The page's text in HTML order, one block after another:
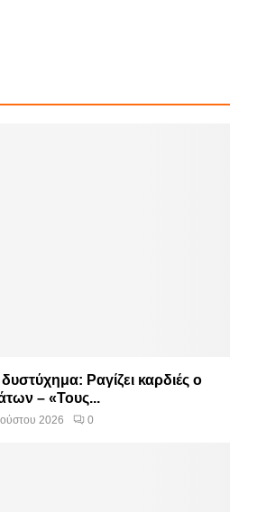
Ραγίζει καρδιές ο
– «Τους...
2026 0